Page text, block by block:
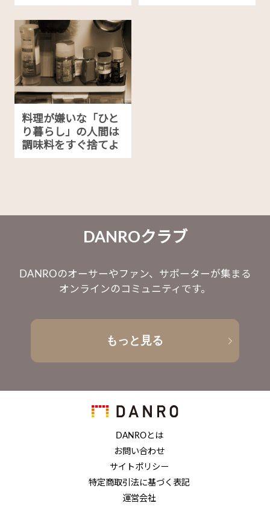
料理が嫌いな「ひと
り暮らし」の人間は
調味料をすぐ捨てよ
DANROクラブ
DANROのオーサーやファン、サポーターが集まる
オンラインのコミュニティです。
もっと見る
DANROとは
お問い合わせ
サイトポリシー
特定商取引法に基づく表記
運営会社